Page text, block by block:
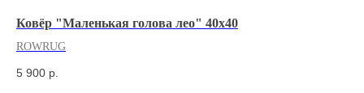
Ковёр "Маленькая голова лео" 40х40
ROWRUG
5 900 р.